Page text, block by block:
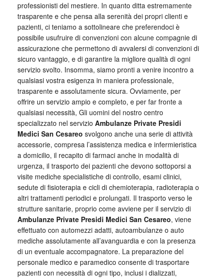
professionisti del mestiere. In quanto ditta estremamente
trasparente e che pensa alla serenità dei propri clienti e
pazienti, ci teniamo a sottolineare che preferendoci è
possibile usufruire di convenzioni con alcune compagnie di
assicurazione che permettono di avvalersi di convenzioni di
sicuro vantaggio, e di garantire la migliore qualità di ogni
servizio svolto. Insomma, siamo pronti a venire incontro a
qualsiasi vostra esigenza in maniera professionale,
trasparente e assolutamente sicura. Ovviamente, per
offrire un servizio ampio e completo, e per far fronte a
qualsiasi necessità, Gli uomini del nostro centro
specializzato nel servizio Ambulanze Private Presidi
Medici San Cesareo svolgono anche una serie di attività
accessorie, compresa l’assistenza medica e infermieristica
a domicilio, il recapito di farmaci anche in modalità di
urgenza, il trasporto dei pazienti che devono sottoporsi a
visite mediche specialistiche di controllo, esami clinici,
sedute di fisioterapia e cicli di chemioterapia, radioterapia o
altri trattamenti periodici e prolungati. Il trasporto verso le
strutture sanitarie, proprio come avviene per il servizio di
Ambulanze Private Presidi Medici San Cesareo, viene
effettuato con automezzi adatti, autoambulanze o auto
mediche assolutamente all’avanguardia e con la presenza
di un eventuale accompagnatore. La preparazione del
personale medico e paramedico consente di trasportare
pazienti con necessità di ogni tipo, inclusi i dializzati,